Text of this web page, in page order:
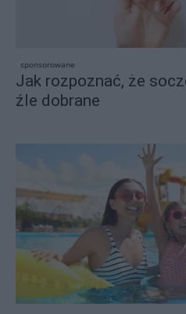
sponsorowane
Jak rozpoznać, że
źle dobrane